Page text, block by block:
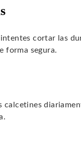
cortar las
forma segura.
calcetines